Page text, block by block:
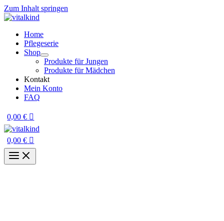
Zum Inhalt springen
Home
Pflegeserie
Shop
Produkte für Jungen
Produkte für Mädchen
Kontakt
Mein Konto
FAQ
0,00€
0,00€